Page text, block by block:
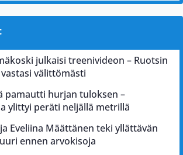
julkaisi treenivideon – Ruotsin
välittömästi
pamautti hurjan tuloksen –
ylittyi peräti neljällä metrillä
Eveliina Määttänen teki yllättävän
ennen arvokisoja